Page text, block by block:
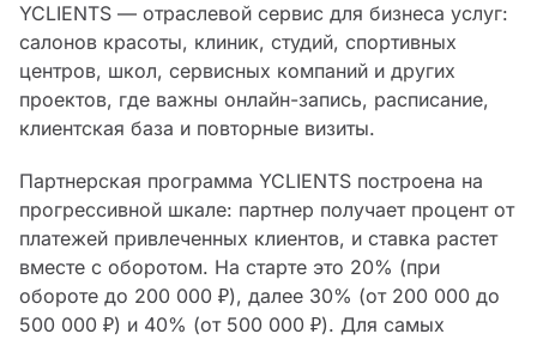
YCLIENTS — отраслевой сервис для бизнеса услуг:
салонов красоты, клиник, студий, спортивных
центров, школ, сервисных компаний и других
проектов, где важны онлайн-запись, расписание,
клиентская база и повторные визиты.
Партнерская программа YCLIENTS построена на
прогрессивной шкале: партнер получает процент от
платежей привлеченных клиентов, и ставка растет
вместе с оборотом. На старте это 20% (при
обороте до 200 000 ₽), далее 30% (от 200 000 до
500 000 ₽) и 40% (от 500 000 ₽). Для самых